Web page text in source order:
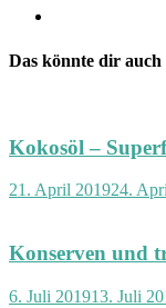
Das könnte dir auch
Kokosöl –
21. April 201924.
Konserven und
6. Juli 201913. Juli